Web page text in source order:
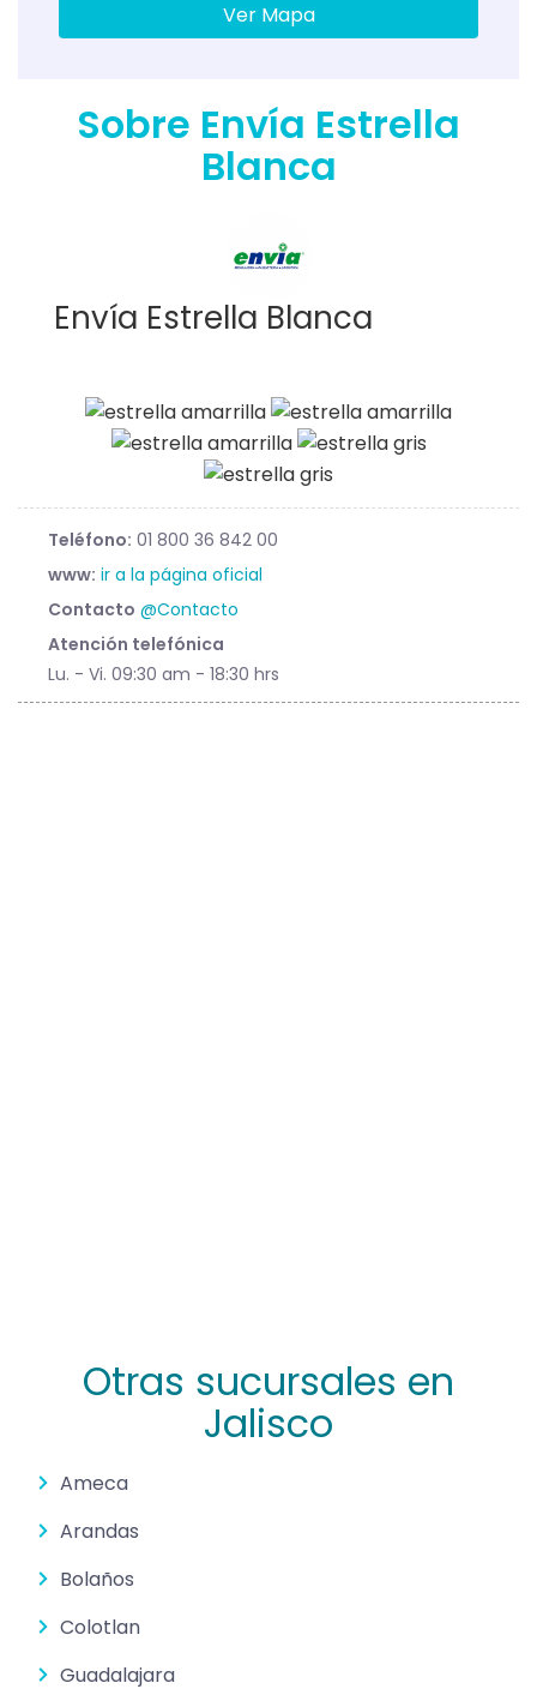
Ver Mapa
Sobre Envía Estrella
Blanca
Envía Estrella Blanca
Teléfono: 01 800 36 842 00
www: ir a la página oficial
Contacto @Contacto
Atención telefónica
Lu. - Vi. 09:30 am - 18:30 hrs
Otras sucursales en
Jalisco
Ameca
Arandas
Bolaños
Colotlan
Guadalajara